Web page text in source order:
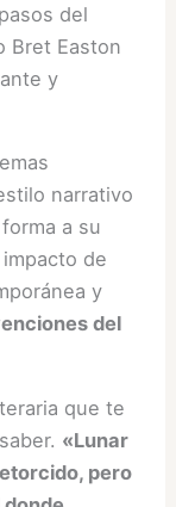
del
Bret Easton
y
narrativo
a su
de
y
del
que te
«Lunar
pero